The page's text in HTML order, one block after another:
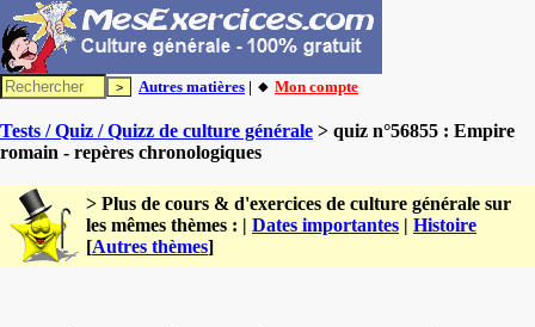
Autres matières | 🔸 Mon compte
Tests / Quiz / Quizz de culture générale > quiz n°56855 : Empire
romain - repères chronologiques
> Plus de cours & d'exercices de culture générale sur
les mêmes thèmes : | Dates importantes | Histoire
[Autres thèmes]